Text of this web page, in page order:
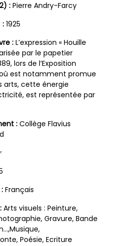
: Pierre Andry-Farcy
: 1925
: L’expression « Houille
par le papetier
lors de l’Exposition
est notamment promue
arts, cette énergie
est représentée par
: Collège Flavius
Français
Arts visuels : Peinture,
Gravure, Bande
Poésie, Ecriture